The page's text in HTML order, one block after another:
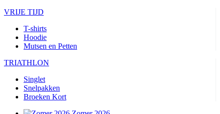
VRIJE TIJD
T-shirts
Hoodie
Mutsen en Petten
TRIATHLON
Singlet
Snelpakken
Broeken Kort